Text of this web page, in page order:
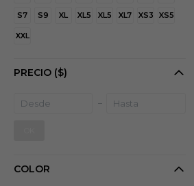
S7 S9 XL XL5 XL5 XL7 XS3 XS5
XXL
PRECIO ($)
COLOR